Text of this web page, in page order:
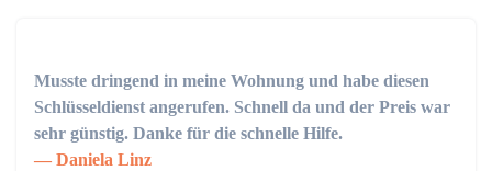
Musste dringend in meine Wohnung und habe diesen
Schlüsseldienst angerufen. Schnell da und der Preis war
sehr günstig. Danke für die schnelle Hilfe.
Daniela Linz